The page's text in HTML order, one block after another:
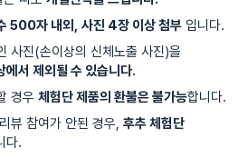
500자 내외, 사진 4장 이상 첨부 입니다.
사진(손이상의 신체노출 사진)을
에서 제외될 수 있습니다.
경우 체험단 제품의 환불은 불가능합니다.
뷰 참여가 안된 경우, 후추 체험단
다.